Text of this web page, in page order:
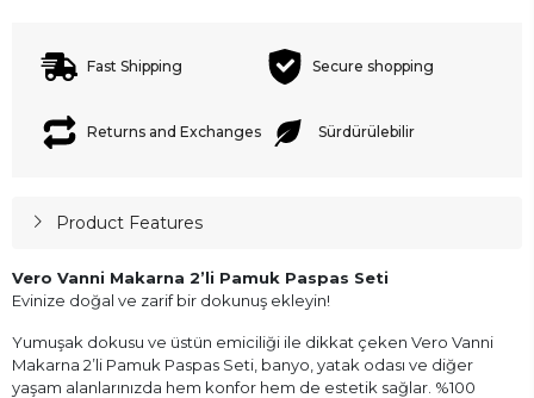
Fast Shipping Secure shopping
Returns and Exchanges Sürdürülebilir
Product Features
Vero Vanni Makarna 2’li Pamuk Paspas Seti
Evinize doğal ve zarif bir dokunuş ekleyin!
Yumuşak dokusu ve üstün emiciliği ile dikkat çeken Vero Vanni
Makarna 2’li Pamuk Paspas Seti, banyo, yatak odası ve diğer
yaşam alanlarınızda hem konfor hem de estetik sağlar. %100